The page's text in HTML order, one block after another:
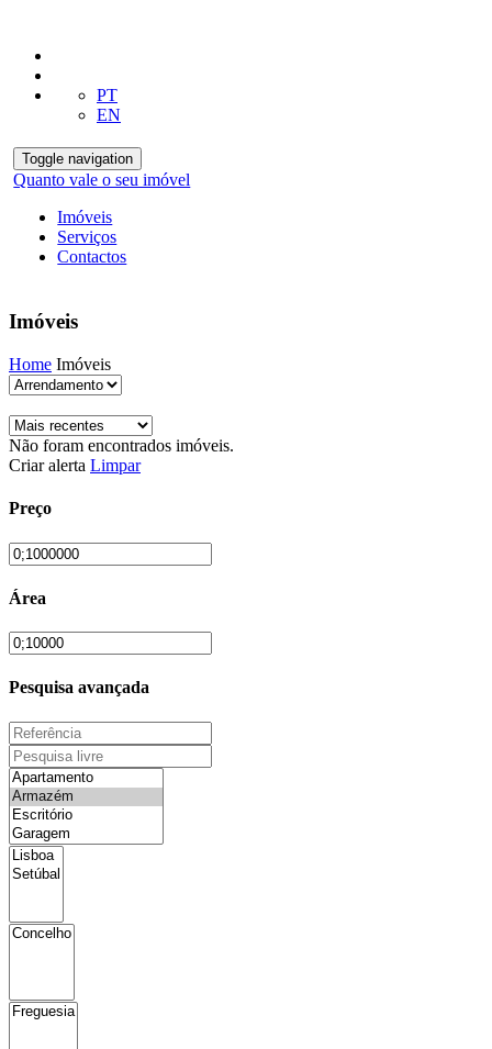
PT
EN
Toggle navigation
Quanto vale o seu imóvel
Imóveis
Serviços
Contactos
Imóveis
Home Imóveis
Não foram encontrados imóveis.
Criar alerta Limpar
Preço
Área
Pesquisa avançada